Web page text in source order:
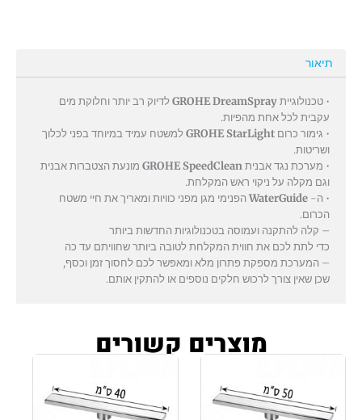
תיאור
• טכנולוגיית
לדיוק רב יותר וחלוקת מים
עקבית לכל אחת מהפיות.
• גימור כרום
למשטח עמיד במיוחד בפני לכלוך
ושריטות.
• מערכת נגד אבנית
מונעת הצטברות אבנית
וגם מקלה על ניקוי ראש המקלחת.
• ה- WaterGuideהפנימי מגן מפני כוויות ומאריך את חיי משטח
הכרום.
– קלה להתקנה ועמוסה בטכנולוגיות החדשות ביותר
כדי לתת לכם את חווית המקלחת לטובה ביותר שחוויתם עד כה
– המערכת מספקת פתרון מלא ומאפשר לכם לחסוך זמן וכסף,
שכן שאין צורך לרכוש חלקים נוספים או להתקין אותם.
מוצרים קשורים